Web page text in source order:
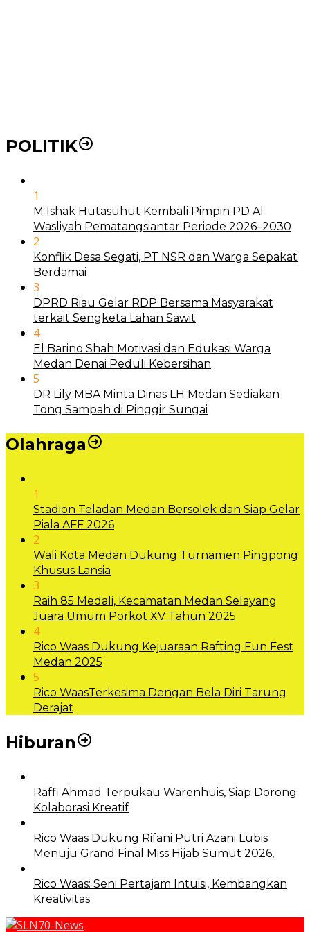
POLITIK
1
M Ishak Hutasuhut Kembali Pimpin PD Al
Wasliyah Pematangsiantar Periode 2026–2030
2
Konflik Desa Segati, PT NSR dan Warga Sepakat
Berdamai
3
DPRD Riau Gelar RDP Bersama Masyarakat
terkait Sengketa Lahan Sawit
4
El Barino Shah Motivasi dan Edukasi Warga
Medan Denai Peduli Kebersihan
5
DR Lily MBA Minta Dinas LH Medan Sediakan
Tong Sampah di Pinggir Sungai
Olahraga
1
Stadion Teladan Medan Bersolek dan Siap Gelar
Piala AFF 2026
2
Wali Kota Medan Dukung Turnamen Pingpong
Khusus Lansia
3
Raih 85 Medali, Kecamatan Medan Selayang
Juara Umum Porkot XV Tahun 2025
4
Rico Waas Dukung Kejuaraan Rafting Fun Fest
Medan 2025
5
Rico WaasTerkesima Dengan Bela Diri Tarung
Derajat
Hiburan
Raffi Ahmad Terpukau Warenhuis, Siap Dorong
Kolaborasi Kreatif
Rico Waas Dukung Rifani Putri Azani Lubis
Menuju Grand Final Miss Hijab Sumut 2026,
Rico Waas: Seni Pertajam Intuisi, Kembangkan
Kreativitas